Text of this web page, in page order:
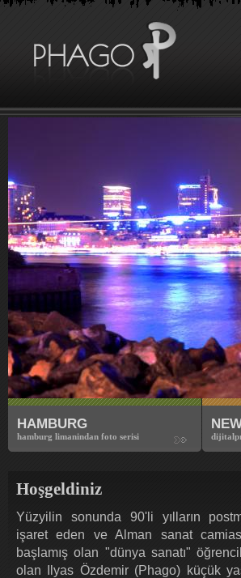
HAMBURG
hamburg limanindan foto serisi
Hoşgeldiniz
Yüzyilin sonunda 90'li yılların
işaret eden ve Alman sanat
başlamış olan "dünya sanatı"
olan Ilyas Özdemir (Phago) küçük